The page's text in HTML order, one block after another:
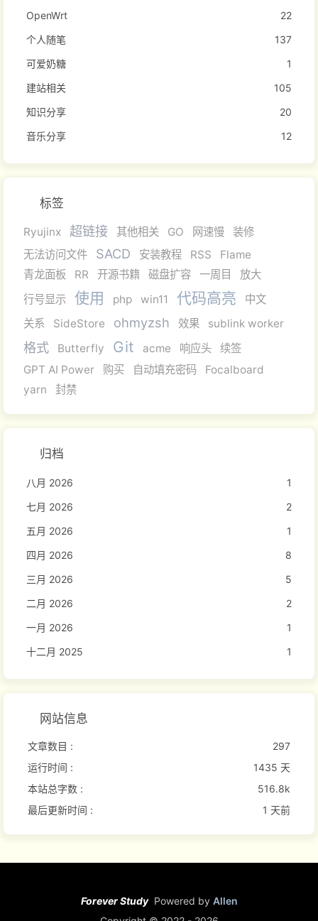
OpenWrt
22
个人随笔
137
可爱奶糖
1
建站相关
105
知识分享
20
音乐分享
12
标签
Ryujinx 超链接 其他相关 GO 网速慢
装修
无法访问文件
SACD 安装教程 RSS
Flame
青龙面板
RR 开源书籍 磁盘扩容 一周目
放大
行号显示
使用 php win11 代码高亮
中文
关系
SideStore ohmyzsh 效果 sublink worker
格式 Butterfly Git acme 响应头
续签
GPT AI Power
购买 自动填充密码
Focalboard
yarn
封禁
归档
八月 2026
1
七月 2026
2
五月 2026
1
四月 2026
8
三月 2026
5
二月 2026
2
一月 2026
1
十二月 2025
1
网站信息
文章数目 :
297
运行时间 :
1435 天
本站总字数 :
516.8k
最后更新时间 :
1 天前
Forever Study Powered by Allen